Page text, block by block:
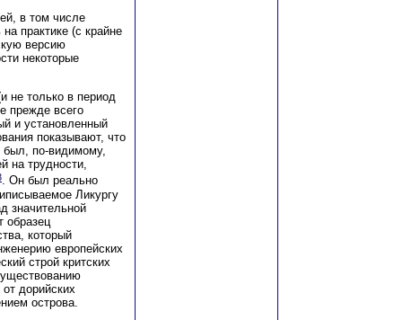
в том числе
практике (с крайне
версию
некоторые
не только в период
прежде всего
и установленный
показывают, что
был, по-видимому,
на трудности,
. Он был реально
Ликургу
значительной
образец
который
европейских
строй критских
дорийских
острова.